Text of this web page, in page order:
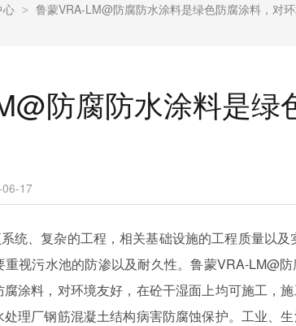
心 > 鲁蒙VRA-LM@防腐防水涂料是绿色防腐涂料，对
防腐防水涂料是绿
17
统、复杂的工程，相关基础设施的工程质量以
视污水池的防渗以及耐久性。鲁蒙VRA-LM@
涂料，对环境友好，在砼干湿面上均可施工，
理厂钢筋混凝土结构病害防腐蚀保护。工业、